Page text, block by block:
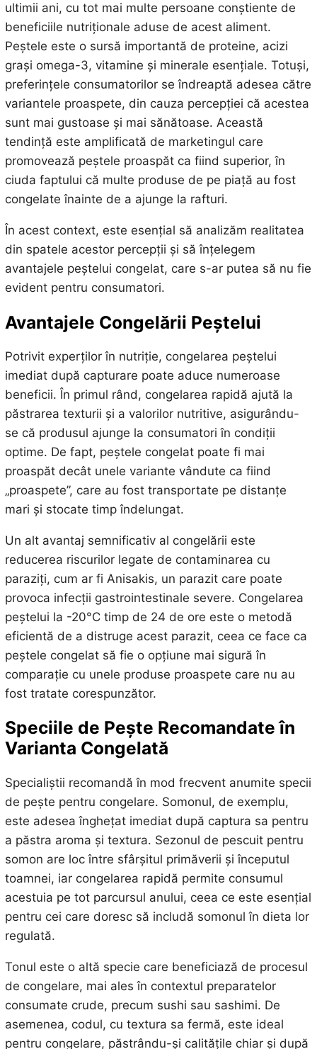
ultimii ani, cu tot mai multe persoane conștiente de
beneficiile nutriționale aduse de acest aliment.
Peștele este o sursă importantă de proteine, acizi
grași omega-3, vitamine și minerale esențiale. Totuși,
preferințele consumatorilor se îndreaptă adesea către
variantele proaspete, din cauza percepției că acestea
sunt mai gustoase și mai sănătoase. Această
tendință este amplificată de marketingul care
promovează peștele proaspăt ca fiind superior, în
ciuda faptului că multe produse de pe piață au fost
congelate înainte de a ajunge la rafturi.
În acest context, este esențial să analizăm realitatea
din spatele acestor percepții și să înțelegem
avantajele peștelui congelat, care s-ar putea să nu fie
evident pentru consumatori.
Avantajele Congelării Peștelui
Potrivit experților în nutriție, congelarea peștelui
imediat după capturare poate aduce numeroase
beneficii. În primul rând, congelarea rapidă ajută la
păstrarea texturii și a valorilor nutritive, asigurându-
se că produsul ajunge la consumatori în condiții
optime. De fapt, peștele congelat poate fi mai
proaspăt decât unele variante vândute ca fiind
„proaspete”, care au fost transportate pe distanțe
mari și stocate timp îndelungat.
Un alt avantaj semnificativ al congelării este
reducerea riscurilor legate de contaminarea cu
paraziți, cum ar fi Anisakis, un parazit care poate
provoca infecții gastrointestinale severe. Congelarea
peștelui la -20°C timp de 24 de ore este o metodă
eficientă de a distruge acest parazit, ceea ce face ca
peștele congelat să fie o opțiune mai sigură în
comparație cu unele produse proaspete care nu au
fost tratate corespunzător.
Speciile de Pește Recomandate în
Varianta Congelată
Specialiștii recomandă în mod frecvent anumite specii
de pește pentru congelare. Somonul, de exemplu,
este adesea înghețat imediat după captura sa pentru
a păstra aroma și textura. Sezonul de pescuit pentru
somon are loc între sfârșitul primăverii și începutul
toamnei, iar congelarea rapidă permite consumul
acestuia pe tot parcursul anului, ceea ce este esențial
pentru cei care doresc să includă somonul în dieta lor
regulată.
Tonul este o altă specie care beneficiază de procesul
de congelare, mai ales în contextul preparatelor
consumate crude, precum sushi sau sashimi. De
asemenea, codul, cu textura sa fermă, este ideal
pentru congelare, păstrându-și calitățile chiar și după